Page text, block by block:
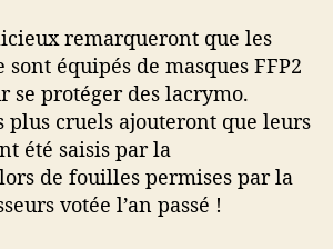
remarqueront que les
sont équipés de masques FFP2
se protéger des lacrymo.
plus cruels ajouteront que leurs
été saisis par la
de fouilles permises par la
votée l’an passé !